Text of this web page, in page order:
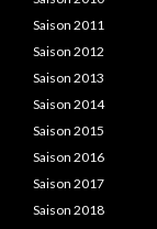
Saison 2011
Saison 2012
Saison 2013
Saison 2014
Saison 2015
Saison 2016
Saison 2017
Saison 2018